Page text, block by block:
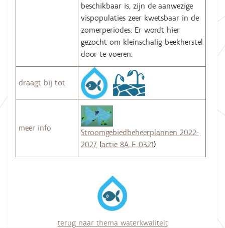
beschikbaar is, zijn de aanwezige
vispopulaties zeer kwetsbaar in de
zomerperiodes. Er wordt hier
gezocht om kleinschalig beekherstel
door te voeren.
draagt bij tot
meer info
Stroomgebiedbeheerplannen 2022-
2027 (actie 8A_E_0321)
terug naar thema waterkwaliteit